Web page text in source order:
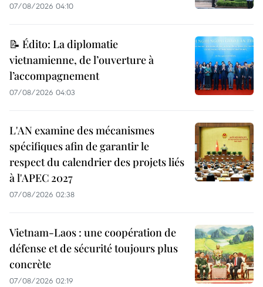
07/08/2026 04:10
📝 Édito: La diplomatie
vietnamienne, de l’ouverture à
l’accompagnement
07/08/2026 04:03
L'AN examine des mécanismes
spécifiques afin de garantir le
respect du calendrier des projets liés
à l'APEC 2027
07/08/2026 02:38
Vietnam-Laos : une coopération de
défense et de sécurité toujours plus
concrète
07/08/2026 02:19